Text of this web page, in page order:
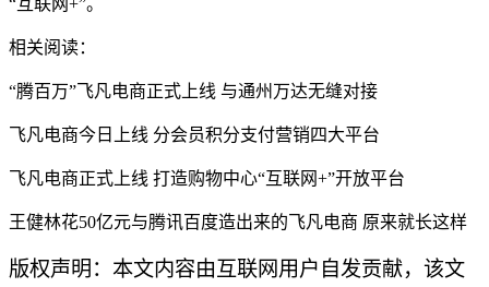
相关阅读：
“腾百万”飞凡电商正式上线 与通州万达无缝对接
飞凡电商今日上线 分会员积分支付营销四大平台
飞凡电商正式上线 打造购物中心“互联网+”开放平台
王健林花50亿元与腾讯百度造出来的飞凡电商 原来就长这样
版权声明：本文内容由互联网用户自发贡献，该文